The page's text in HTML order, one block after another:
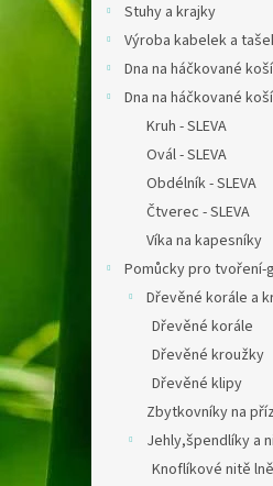
Stuhy a krajky
Výroba kabelek a
Dna na háčkované
Dna na háčkované
Kruh - SLEVA
Ovál - SLEVA
Obdélník - SLEVA
Čtverec - SLEVA
Víka na kapesníky
Pomůcky pro tvoření-
Dřevěné korále a
Dřevěné korále
Dřevěné kroužky
Dřevěné klipy
Zbytkovníky na
Jehly,špendlíky a
Knoflíkové nitě